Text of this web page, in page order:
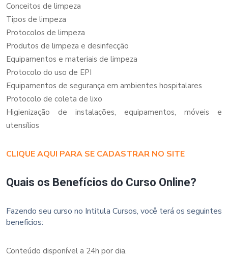
Conceitos de limpeza
Tipos de limpeza
Protocolos de limpeza
Produtos de limpeza e desinfecção
Equipamentos e materiais de limpeza
Protocolo do uso de EPI
Equipamentos de segurança em ambientes hospitalares
Protocolo de coleta de lixo
Higienização de instalações, equipamentos, móveis e
utensílios
CLIQUE AQUI PARA SE CADASTRAR NO SITE
Quais os Benefícios do Curso Online?
Fazendo seu curso no Intitula Cursos, você terá os seguintes
benefícios:
Conteúdo disponível a 24h por dia.